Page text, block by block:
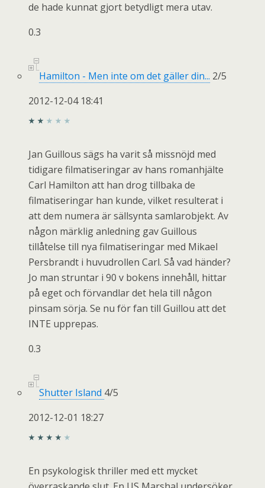
de hade kunnat gjort betydligt mera utav.
0.3
Hamilton - Men inte om det gäller din... 2/5
2012-12-04 18:41
Jan Guillous sägs ha varit så missnöjd med
tidigare filmatiseringar av hans romanhjälte
Carl Hamilton att han drog tillbaka de
filmatiseringar han kunde, vilket resulterat i
att dem numera är sällsynta samlarobjekt. Av
någon märklig anledning gav Guillous
tillåtelse till nya filmatiseringar med Mikael
Persbrandt i huvudrollen Carl. Så vad händer?
Jo man struntar i 90 v bokens innehåll, hittar
på eget och förvandlar det hela till någon
pinsam sörja. Se nu för fan till Guillou att det
INTE upprepas.
0.3
Shutter Island 4/5
2012-12-01 18:27
En psykologisk thriller med ett mycket